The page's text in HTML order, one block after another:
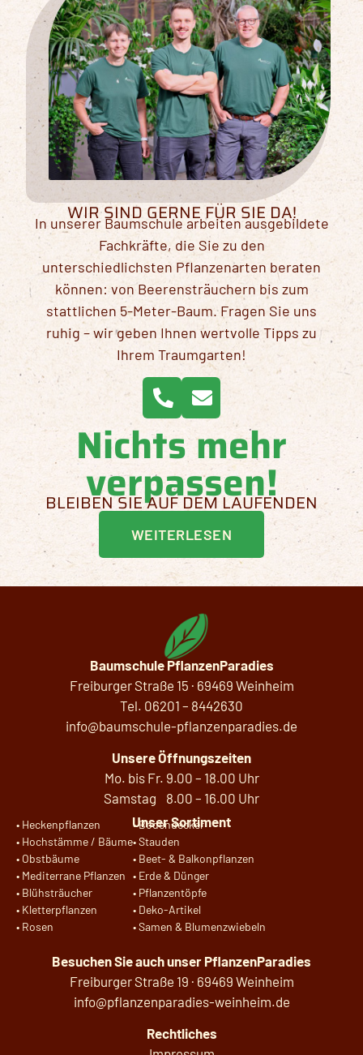
WIR SIND GERNE FÜR SIE DA!
In unserer Baumschule arbeiten ausgebildete
Fachkräfte, die Sie zu den
unterschiedlichsten Pflanzenarten beraten
können: von Beerensträuchern bis zum
stattlichen 5-Meter-Baum. Fragen Sie uns
ruhig – wir geben Ihnen wertvolle Tipps zu
Ihrem Traumgarten!
Nichts mehr
verpassen!
BLEIBEN SIE AUF DEM LAUFENDEN
WEITERLESEN
Baumschule PflanzenParadies
Freiburger Straße 15 · 69469 Weinheim
Tel. 06201 – 8442630
info@baumschule-pflanzenparadies.de
Unsere Öffnungszeiten
Mo. bis Fr. 9.00 – 18.00 Uhr
Samstag 8.00 – 16.00 Uhr
Unser Sortiment
• Heckenpflanzen
• Hochstämme / Bäume
• Obstbäume
• Mediterrane Pflanzen
• Blühsträucher
• Kletterpflanzen
• Rosen
•Bodendecker
•Stauden
• Beet- & Balkonpflanzen
• Erde & Dünger
• Pflanzentöpfe
• Deko-Artikel
•Samen & Blumenzwiebeln
Besuchen Sie auch unser PflanzenParadies
Freiburger Straße 19 · 69469 Weinheim
info@pflanzenparadies-weinheim.de
Rechtliches